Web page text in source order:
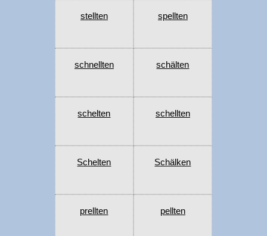
stellten spellten
schnellten schälten
schelten schellten
Schelten Schälken
prellten pellten